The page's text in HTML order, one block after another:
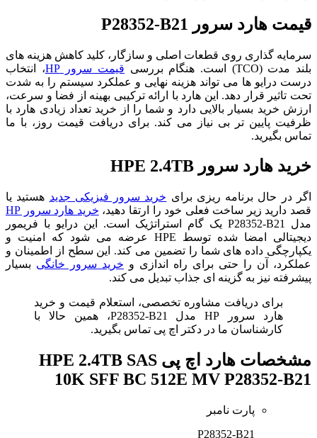
قیمت هارد سرور P28352-B21
سرمایه گذاری روی قطعات اصلی و سازگار، کلید کاهش هزینه های
بلند مدت (TCO) است. هنگام بررسی
قیمت سرور HP
، انتخاب
درست درایو ها می تواند هزینه نهایی و عملکرد سیستم را به شدت
تحت تاثیر قرار دهد. این هارد با ارائه ترکیبی بهینه از فضا و سرعت،
ارزش خرید بسیار بالایی دارد و شما را از خرید تعداد زیادی هارد با
ظرفیت پایین تر بی نیاز می کند. برای دریافت قیمت روز، با ما
تماس بگیرید.
خرید هارد سرور HPE 2.4TB
اگر در حال برنامه ریزی برای خرید سرور فیزیکی جدید هستید یا
قصد دارید زیر ساخت فعلی خود را ارتقا دهید، خرید هارد سرور HP
مدل P28352-B21 یک گام استراتژیک است. این درایو با فریمور
دیجیتالی امضا شده توسط HPE عرضه می شود که امنیت و
یکپارچگی داده های شما را تضمین می کند. این سطح از اطمینان و
عملکرد، آن را حتی برای راه اندازی و خرید سرور خانگی بسیار
پیشرفته نیز به گزینه ای جذاب تبدیل می کند.
برای دریافت مشاوره تخصصی، استعلام قیمت و خرید
هارد سرور HP مدل P28352-B21، همین حالا با
کارشناسان ما در دکتر اچ پی تماس بگیرید.
مشخصات
هارد اچ پی HPE 2.4TB SAS
10K SFF BC 512E MV P28352-B21
پارت نامبر
P28352-B21